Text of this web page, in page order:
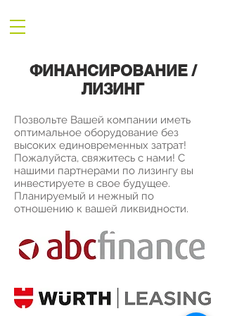
ФИНАНСИРОВАНИЕ /
ЛИЗИНГ
Позвольте Вашей компании иметь
оптимальное оборудование без
высоких единовременных затрат!
Пожалуйста, свяжитесь с нами! С
нашими партнерами по лизингу вы
инвестируете в свое будущее.
Планируемый и нежный по
отношению к вашей ликвидности.